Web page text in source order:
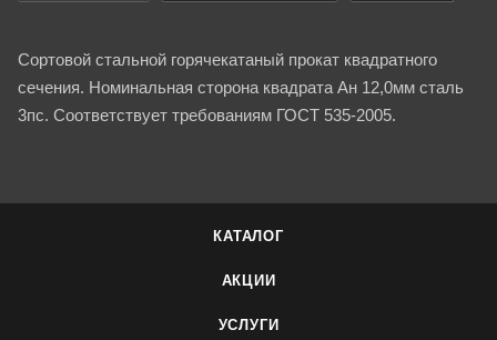
Сортовой стальной горячекатаный прокат квадратного
сечения. Номинальная сторона квадрата Ан 12,0мм сталь
3пс. Соответствует требованиям ГОСТ 535-2005.
КАТАЛОГ
АКЦИИ
УСЛУГИ